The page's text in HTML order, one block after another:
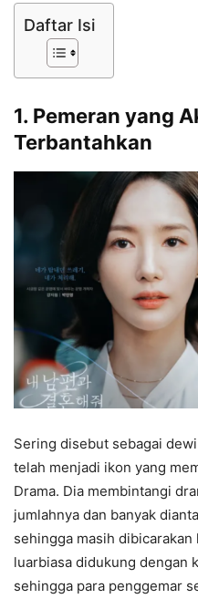
Daftar Isi
1. Pemeran yang
Terbantahkan
Sering disebut sebagai
telah menjadi ikon yang
Drama. Dia membintangi
jumlahnya dan banyak
sehingga masih
luarbiasa didukung dengan
sehingga para penggemar